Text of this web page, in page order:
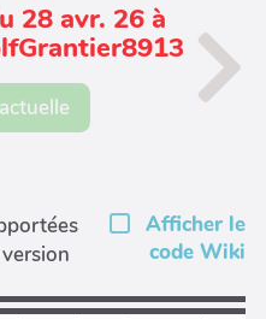
28 avr. 26 à
Afficher le
code Wiki